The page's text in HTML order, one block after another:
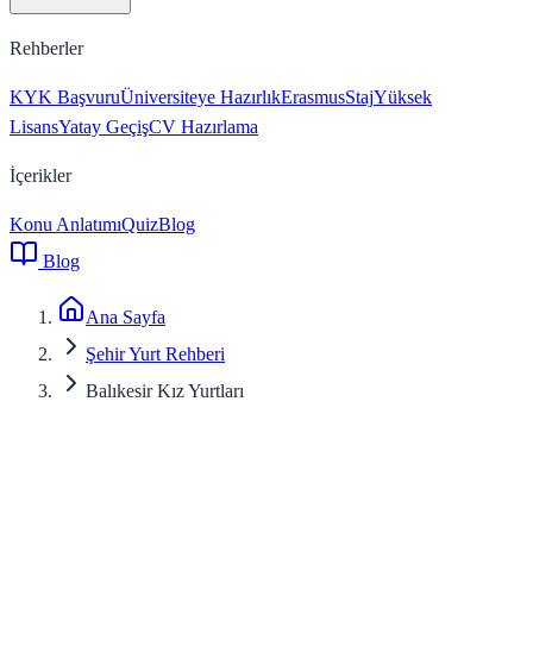
Rehberler
KYK BaşvuruÜniversiteye HazırlıkErasmusStajYüksek
LisansYatay GeçişCV Hazırlama
İçerikler
Konu AnlatımıQuizBlog
Blog
Ana Sayfa
Şehir Yurt Rehberi
Balıkesir Kız Yurtları